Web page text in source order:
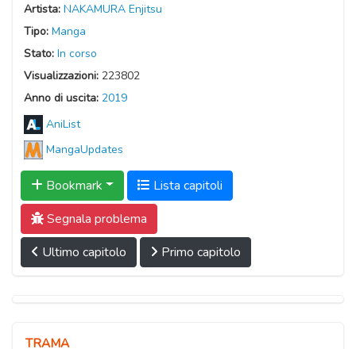
Artista: NAKAMURA Enjitsu
Tipo: Manga
Stato: In corso
Visualizzazioni: 223802
Anno di uscita: 2019
AniList
MangaUpdates
Bookmark
Lista capitoli
Segnala problema
Ultimo capitolo
Primo capitolo
TRAMA